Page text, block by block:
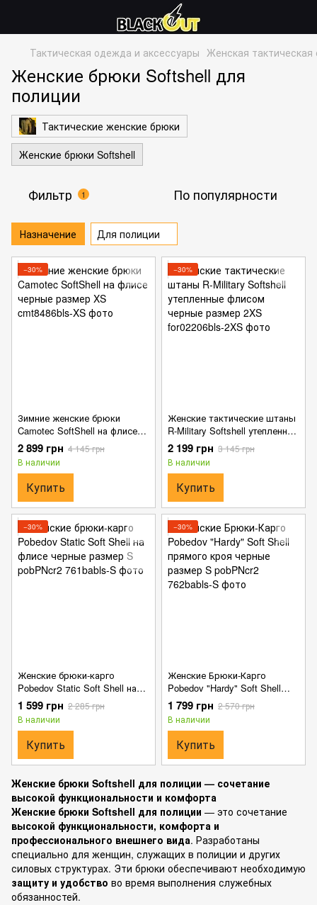
Тактическая одежда и аксессуары Женская
Женские брюки Softshell для
полиции
Тактические женские брюки
Женские брюки Softshell
Фильтр 1 По популярности
Назначение Для полиции
−30%
Зимние женские брюки
Camotec SoftShell на флисе
черные размер XS
2 899 грн 4 145 грн
В наличии
Купить
−30%
Женские тактические штаны
R-Military Softshell утепленные
флисом черные размер 2XS
2 199 грн 3 145 грн
В наличии
Купить
−30%
Женские брюки-карго
Pobedov Static Soft Shell на
флисе черные размер S
1 599 грн 2 285 грн
В наличии
Купить
−30%
Женские Брюки-Карго
Pobedov "Hardy" Soft Shell
прямого кроя черные размер
S
1 799 грн 2 570 грн
В наличии
Купить
Женские брюки Softshell для полиции — сочетание
высокой функциональности и комфорта
Женские брюки Softshell для полиции — это сочетание
высокой функциональности, комфорта и
профессионального внешнего вида. Разработаны
специально для женщин, служащих в полиции и других
силовых структурах. Эти брюки обеспечивают необходимую
защиту и удобство во время выполнения служебных
обязанностей.